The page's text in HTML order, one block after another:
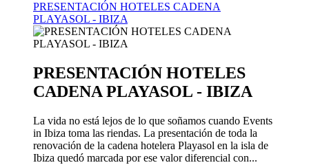
PRESENTACIÓN HOTELES CADENA
PLAYASOL - IBIZA
PRESENTACIÓN HOTELES
CADENA PLAYASOL - IBIZA
La vida no está lejos de lo que soñamos cuando Events
in Ibiza toma las riendas. La presentación de toda la
renovación de la cadena hotelera Playasol en la isla de
Ibiza quedó marcada por ese valor diferencial con...